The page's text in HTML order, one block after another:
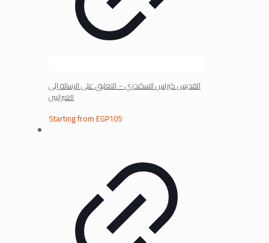
القديس كيرلس السكندري – التعليق على الرسالة إلى
العبرانيين
Starting fromEGP105